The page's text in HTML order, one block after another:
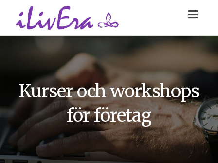
Kurser och workshops
för företag